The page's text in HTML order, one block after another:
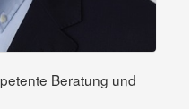
Beratung und